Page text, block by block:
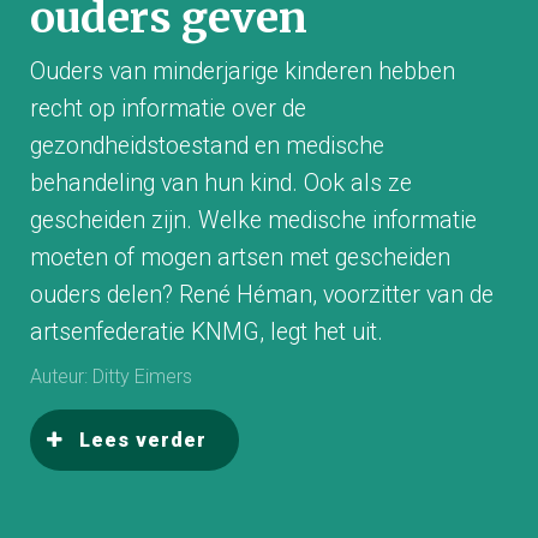
Een knallend begin van de workshop die de
jongeren van Augeo gaven aan professionals van
de Raad voor de Kinderbescherming in
Eindhoven. Dianne van Berlo en Yvette Holl,
beiden raadsonderzoeker civiele zaken, en Mieke
van Scheyen, beleidsadviseur Raad voor de
Kinderbescherming, namen deel.
ouders geven
Ouders van minderjarige kinderen hebben
recht op informatie over de
gezondheidstoestand en medische
behandeling van hun kind. Ook als ze
gescheiden zijn. Welke medische informatie
moeten of mogen artsen met gescheiden
ouders delen? René Héman, voorzitter van de
artsenfederatie KNMG, legt het uit.
Auteur: Ditty Eimers
 Lees verder